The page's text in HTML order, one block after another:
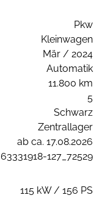
Pkw
Kleinwagen
Mär / 2024
Automatik
11.800 km
5
Schwarz
Zentrallager
ab ca. 17.08.2026
63331918-127_72529
115 kW / 156 PS